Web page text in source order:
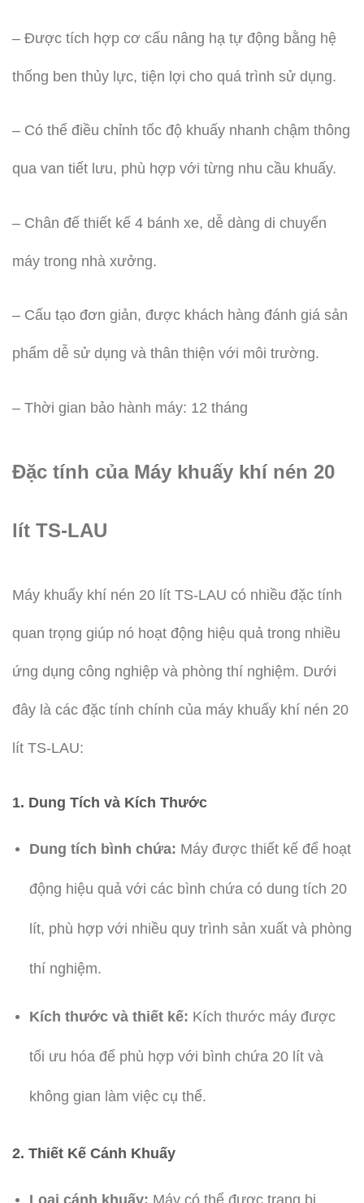
– Được tích hợp cơ cấu nâng hạ tự động bằng hệ
thống ben thủy lực, tiện lợi cho quá trình sử dụng.
– Có thể điều chỉnh tốc độ khuấy nhanh chậm thông
qua van tiết lưu, phù hợp với từng nhu cầu khuấy.
– Chân đế thiết kế 4 bánh xe, dễ dàng di chuyển
máy trong nhà xưởng.
– Cấu tạo đơn giản, được khách hàng đánh giá sản
phẩm dễ sử dụng và thân thiện với môi trường.
– Thời gian bảo hành máy: 12 tháng
Đặc tính của Máy khuấy khí nén 20
lít TS-LAU
Máy khuấy khí nén 20 lít TS-LAU có nhiều đặc tính
quan trọng giúp nó hoạt động hiệu quả trong nhiều
ứng dụng công nghiệp và phòng thí nghiệm. Dưới
đây là các đặc tính chính của máy khuấy khí nén 20
lít TS-LAU:
1. Dung Tích và Kích Thước
Dung tích bình chứa: Máy được thiết kế để hoạt
động hiệu quả với các bình chứa có dung tích 20
lít, phù hợp với nhiều quy trình sản xuất và phòng
thí nghiệm.
Kích thước và thiết kế: Kích thước máy được
tối ưu hóa để phù hợp với bình chứa 20 lít và
không gian làm việc cụ thể.
2. Thiết Kế Cánh Khuấy
Loại cánh khuấy: Máy có thể được trang bị